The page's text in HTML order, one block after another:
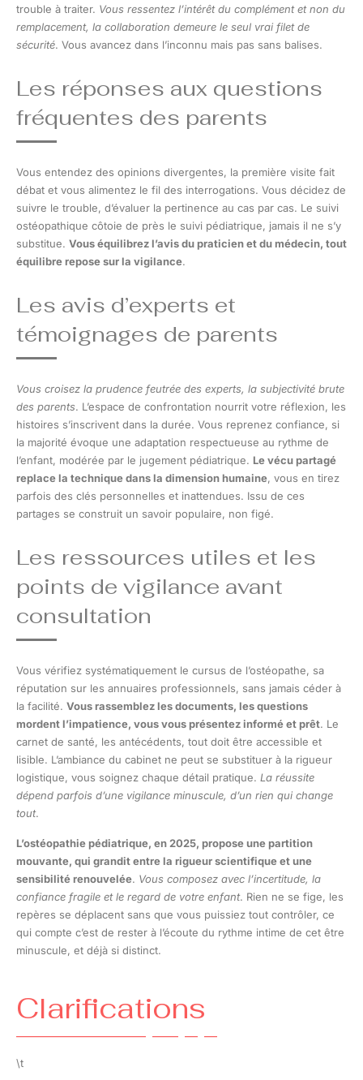
trouble à traiter. Vous ressentez l’intérêt du complément et non du
remplacement, la collaboration demeure le seul vrai filet de
sécurité. Vous avancez dans l’inconnu mais pas sans balises.
Les réponses aux questions
fréquentes des parents
Vous entendez des opinions divergentes, la première visite fait
débat et vous alimentez le fil des interrogations. Vous décidez de
suivre le trouble, d’évaluer la pertinence au cas par cas. Le suivi
ostéopathique côtoie de près le suivi pédiatrique, jamais il ne s’y
substitue. Vous équilibrez l’avis du praticien et du médecin, tout
équilibre repose sur la vigilance.
Les avis d’experts et
témoignages de parents
Vous croisez la prudence feutrée des experts, la subjectivité brute
des parents. L’espace de confrontation nourrit votre réflexion, les
histoires s’inscrivent dans la durée. Vous reprenez confiance, si
la majorité évoque une adaptation respectueuse au rythme de
l’enfant, modérée par le jugement pédiatrique. Le vécu partagé
replace la technique dans la dimension humaine, vous en tirez
parfois des clés personnelles et inattendues. Issu de ces
partages se construit un savoir populaire, non figé.
Les ressources utiles et les
points de vigilance avant
consultation
Vous vérifiez systématiquement le cursus de l’ostéopathe, sa
réputation sur les annuaires professionnels, sans jamais céder à
la facilité. Vous rassemblez les documents, les questions
mordent l’impatience, vous vous présentez informé et prêt. Le
carnet de santé, les antécédents, tout doit être accessible et
lisible. L’ambiance du cabinet ne peut se substituer à la rigueur
logistique, vous soignez chaque détail pratique. La réussite
dépend parfois d’une vigilance minuscule, d’un rien qui change
tout.
L’ostéopathie pédiatrique, en 2025, propose une partition
mouvante, qui grandit entre la rigueur scientifique et une
sensibilité renouvelée. Vous composez avec l’incertitude, la
confiance fragile et le regard de votre enfant. Rien ne se fige, les
repères se déplacent sans que vous puissiez tout contrôler, ce
qui compte c’est de rester à l’écoute du rythme intime de cet être
minuscule, et déjà si distinct.
Clarifications
\t